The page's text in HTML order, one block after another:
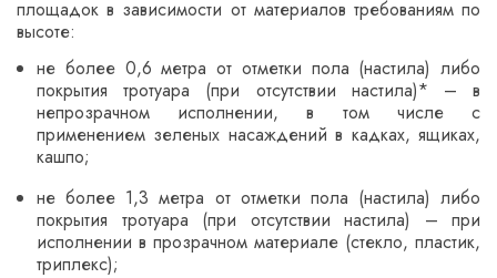
площадок в зависимости от материалов требованиям по
высоте:
не более 0,6 метра от отметки пола (настила) либо
покрытия тротуара (при отсутствии настила)* – в
непрозрачном исполнении, в том числе с
применением зеленых насаждений в кадках, ящиках,
кашпо;
не более 1,3 метра от отметки пола (настила) либо
покрытия тротуара (при отсутствии настила) – при
исполнении в прозрачном материале (стекло, пластик,
триплекс);